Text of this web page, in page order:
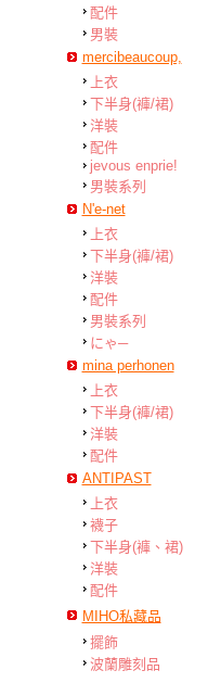
配件
男裝
mercibeaucoup,
上衣
下半身(褲/裙)
洋裝
配件
jevous enprie!
男裝系列
N'e-net
上衣
下半身(褲/裙)
洋裝
配件
男裝系列
にゃ─
mina perhonen
上衣
下半身(褲/裙)
洋裝
配件
ANTIPAST
上衣
襪子
下半身(褲、裙)
洋裝
配件
MIHO私藏品
擺飾
波蘭雕刻品